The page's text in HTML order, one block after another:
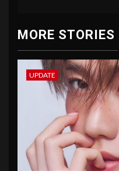
MORE STORIES
UPDATE